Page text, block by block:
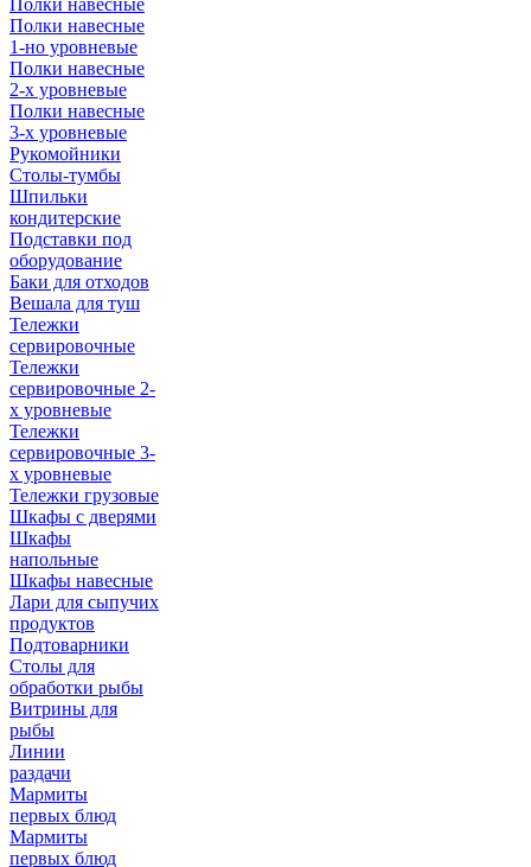
Полки навесные
Полки навесные
1-но уровневые
Полки навесные
2-х уровневые
Полки навесные
3-х уровневые
Рукомойники
Столы-тумбы
Шпильки
кондитерские
Подставки под
оборудование
Баки для отходов
Вешала для туш
Тележки
сервировочные
Тележки
сервировочные 2-
х уровневые
Тележки
сервировочные 3-
х уровневые
Тележки грузовые
Шкафы с дверями
Шкафы
напольные
Шкафы навесные
Лари для сыпучих
продуктов
Подтоварники
Столы для
обработки рыбы
Витрины для
рыбы
Линии
раздачи
Мармиты
первых блюд
Мармиты
первых блюд